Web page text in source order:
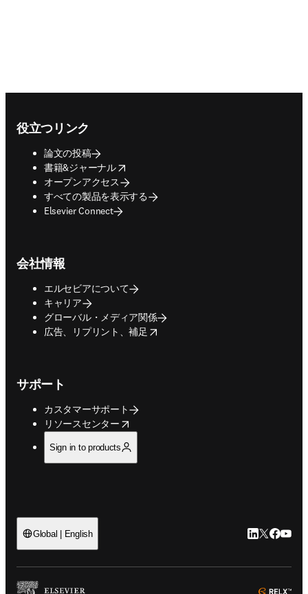
役立つリンク
論文の投稿
書籍&ジャーナル
opens in new tab/window
オープンアクセス
すべての製品を表示する
Elsevier Connect
会社情報
エルセビアについて
キャリア
グローバル・メディア関係
広告、リプリント、補足
opens in new tab/window
サポート
カスタマーサポート
リソースセンター
opens in new tab/window
Sign in to products
Global | English LinkedIn 新
Twitter 新